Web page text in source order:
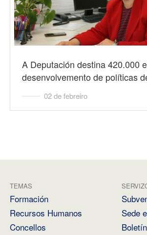
A Deputación destina 420.000
desenvolvemento de políticas
02 de febreiro
TEMAS
Formación
Recursos Humanos
Concellos
Sede